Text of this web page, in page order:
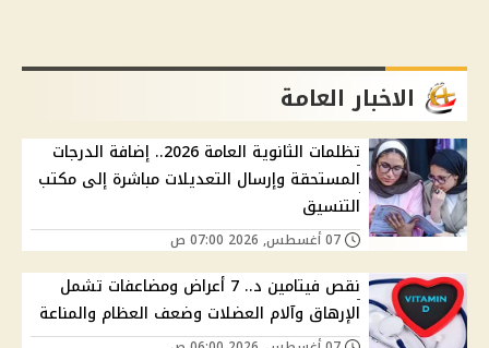
الاخبار العامة
تظلمات الثانوية العامة 2026.. إضافة الدرجات
المستحقة وإرسال التعديلات مباشرة إلى مكتب
التنسيق
نقص فيتامين د.. 7 أعراض ومضاعفات تشمل
الإرهاق وآلام العضلات وضعف العظام والمناعة